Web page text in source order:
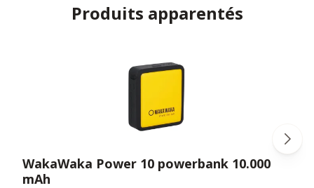
Produits apparentés
WakaWaka Power 10 powerbank 10.000
mAh